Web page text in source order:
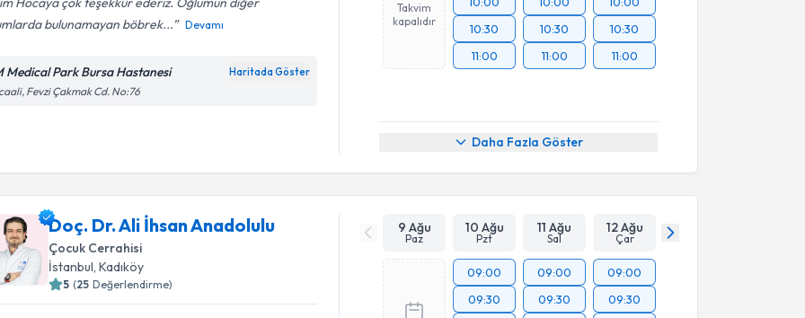
bulunamayan böbrek...
Devamı
Medical Park Bursa Hastanesi Haritada Göster
Fevzi Çakmak Cd. No:76
Takvim
kapalıdır
10:30
11:00
10:30
11:00
10:30
11:00
Daha Fazla Göster
Doç. Dr. Ali İhsan Anadolulu
Çocuk Cerrahisi
İstanbul, Kadıköy
5 (25 Değerlendirme)
9 Ağu
Paz
10 Ağu
Pzt
11 Ağu
Sal
12 Ağu
Çar
09:00
09:30
09:00
09:30
09:00
09:30